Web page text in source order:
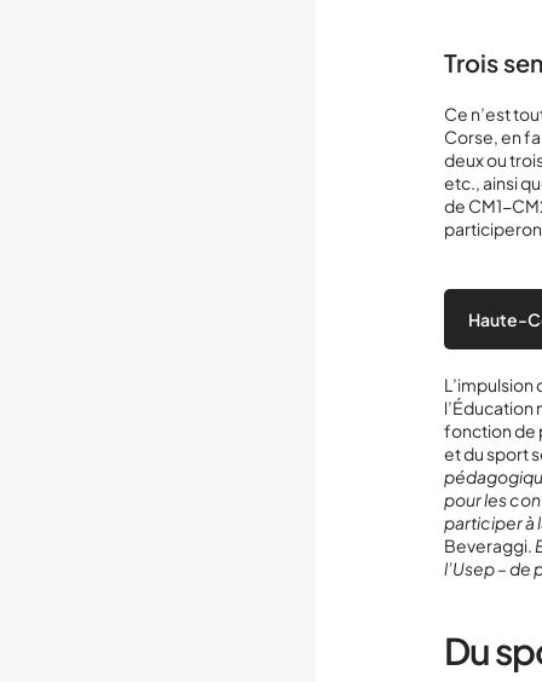
Trois
Ce n’est
Corse, en
deux ou
etc., ainsi
de CM1-
Haute-
l’Éducation
fonction de
et du sport
pour les
participer à
Beveraggi.
l’Usep –
Du